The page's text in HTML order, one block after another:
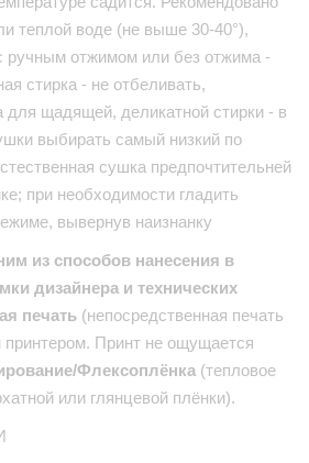
теплой воде (не выше 30-40°),
ручным отжимом или без отжима -
стирка - не отбеливать,
для щадящей, деликатной стирки - в
выбирать самый низкий по
сушка предпочтительней
при необходимости гладить
вывернув наизнанку
из способов нанесения в
дизайнера и технических
печать (непосредственная печать
принтером. Принт не ощущается
Флексоплёнка (тепловое
или глянцевой плёнки).